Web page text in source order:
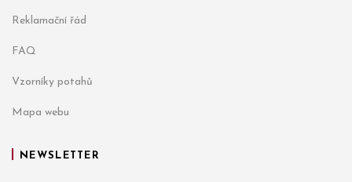
Reklamační řád
FAQ
Vzorníky potahů
Mapa webu
NEWSLETTER